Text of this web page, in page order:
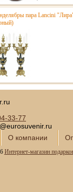
пара Lancini
33-77
О компании
Интернет-магазин